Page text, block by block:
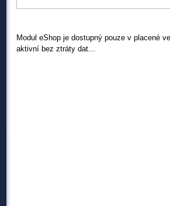
Modul eShop je dostupný pouze v placené
aktivní bez ztráty dat...